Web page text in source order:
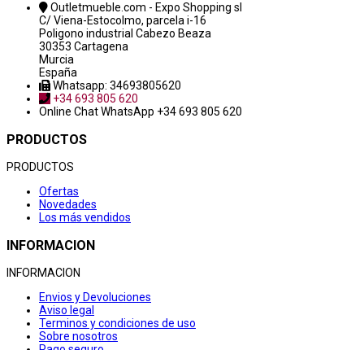
Outletmueble.com - Expo Shopping sl
C/ Viena-Estocolmo, parcela i-16
Poligono industrial Cabezo Beaza
30353 Cartagena
Murcia
España
Whatsapp: 34693805620
+34 693 805 620
Online ChatWhatsApp +34 693 805 620
PRODUCTOS
PRODUCTOS
Ofertas
Novedades
Los más vendidos
INFORMACION
INFORMACION
Envios y Devoluciones
Aviso legal
Terminos y condiciones de uso
Sobre nosotros